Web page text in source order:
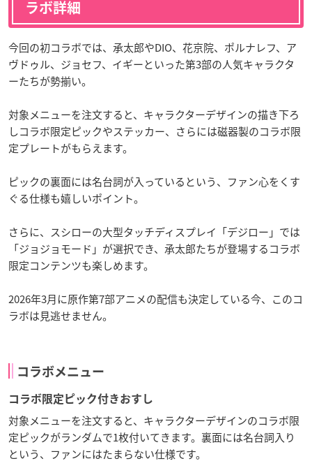
ラボ詳細
今回の初コラボでは、承太郎やDIO、花京院、ポルナレフ、ア
ヴドゥル、ジョセフ、イギーといった第3部の人気キャラクタ
ーたちが勢揃い。
対象メニューを注文すると、キャラクターデザインの描き下ろ
しコラボ限定ピックやステッカー、さらには磁器製のコラボ限
定プレートがもらえます。
ピックの裏面には名台詞が入っているという、ファン心をくす
ぐる仕様も嬉しいポイント。
さらに、スシローの大型タッチディスプレイ「デジロー」では
「ジョジョモード」が選択でき、承太郎たちが登場するコラボ
限定コンテンツも楽しめます。
2026年3月に原作第7部アニメの配信も決定している今、このコ
ラボは見逃せません。
コラボメニュー
コラボ限定ピック付きおすし
対象メニューを注文すると、キャラクターデザインのコラボ限
定ピックがランダムで1枚付いてきます。裏面には名台詞入り
という、ファンにはたまらない仕様です。